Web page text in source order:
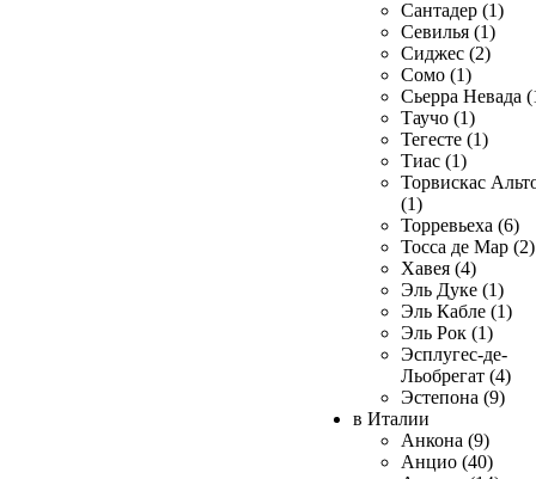
Сантадер (1)
Севилья (1)
Сиджес (2)
Сомо (1)
Сьерра Невада
Таучо (1)
Тегесте (1)
Тиас (1)
Торвискас
(1)
Торревьеха (6)
Тосса де Мар (2)
Хавея (4)
Эль Дуке (1)
Эль Кабле (1)
Эль Рок (1)
Эсплугес-де-
Льобрегат (4)
Эстепона (9)
в Италии
Анкона (9)
Анцио (40)